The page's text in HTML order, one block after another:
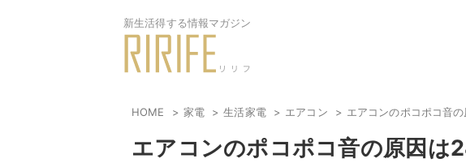
新生活得する情報マガジン
HOME 家電 生活家電 エアコン エアコンのポコポコ音
エアコンのポコポコ音の原因は